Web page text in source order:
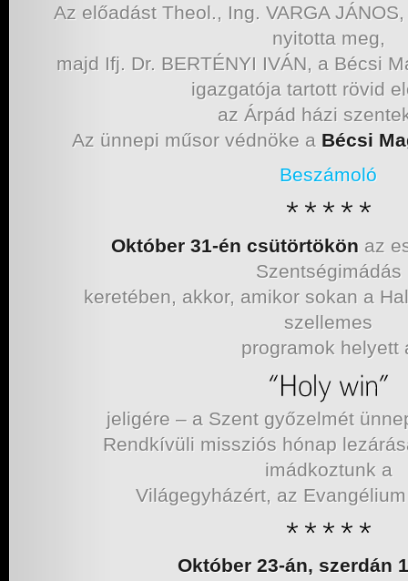
Az előadást Theol., Ing. VARGA
nyitotta meg,
majd Ifj. Dr. BERTÉNYI IVÁN, a Bécsi
igazgatója tartott rövid
az Árpád házi
Az ünnepi műsor védnöke a Bécsi
Beszámoló
Október 31-én csütörtökön az
Szentségimádás
keretében, akkor, amikor sokan a
szellemes
programok helyett
jeligére – a Szent győzelmét
Rendkívüli missziós hónap
imádkoztunk a
Világegyházért, az
Október 23-án, szerdán